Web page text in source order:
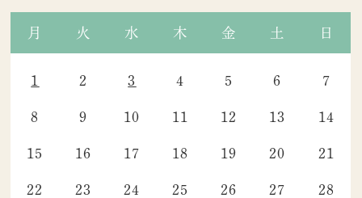
月 火 水 木 金 土 日
1 2 3 4 5 6 7
8 9 10 11 12 13 14
15 16 17 18 19 20 21
22 23 24 25 26 27 28